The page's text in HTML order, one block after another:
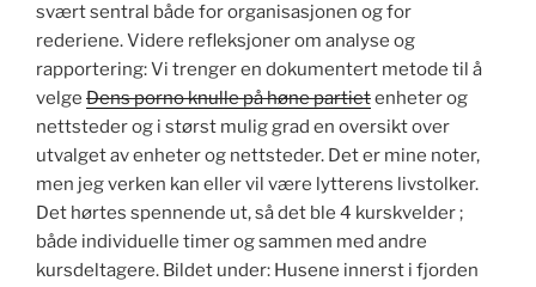
svært sentral både for organisasjonen og for
rederiene. Videre refleksjoner om analyse og
rapportering: Vi trenger en dokumentert metode til å
velge Dens porno knulle på høne partietenheter og
nettsteder og i størst mulig grad en oversikt over
utvalget av enheter og nettsteder. Det er mine noter,
men jeg verken kan eller vil være lytterens livstolker.
Det hørtes spennende ut, så det ble 4 kurskvelder ;
både individuelle timer og sammen med andre
kursdeltagere. Bildet under: Husene innerst i fjorden